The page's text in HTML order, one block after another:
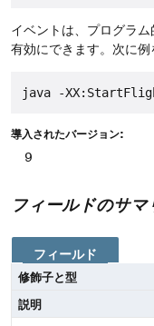
イベントは、プログラ
有効にできます。次に
導入されたバージョン:
9
フィールドのサマ
フィールド
修飾子と型
説明